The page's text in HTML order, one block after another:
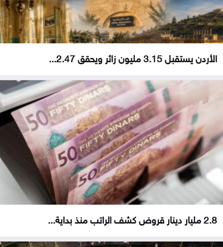
الأردن يستقبل 3.15 مليون زائر ويحقق 2.47...
2.8 مليار دينار قروض كشف الراتب منذ بداية...